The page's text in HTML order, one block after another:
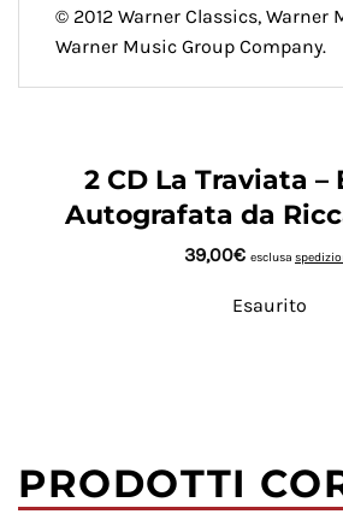
© 2012 Warner Classics, Warner
Warner Music Group Company.
2 CD La Traviata –
Autografata da
39,00€ esclusa
Esaurito
PRODOTTI